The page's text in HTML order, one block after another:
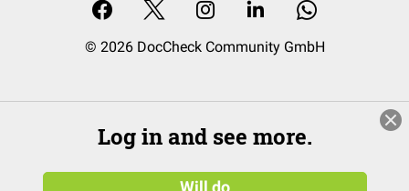
© 2026 DocCheck Community GmbH
Log in and see more.
Will do